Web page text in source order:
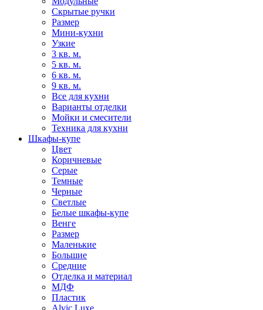
Скрытые ручки
Размер
Мини-кухни
Узкие
3 кв. м.
5 кв. м.
6 кв. м.
9 кв. м.
Все для кухни
Варианты отделки
Мойки и смесители
Техника для кухни
Шкафы-купе
Цвет
Коричневые
Серые
Темные
Черные
Светлые
Белые шкафы-купе
Венге
Размер
Маленькие
Большие
Средние
Отделка и материал
МДФ
Пластик
Alvic Luxe